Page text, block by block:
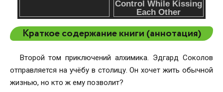
Краткое содержание книги (аннотация)
Второй том приключений алхимика. Эдгард Соколов
отправляется на учёбу в столицу. Он хочет жить обычной
жизнью, но кто ж ему позволит?